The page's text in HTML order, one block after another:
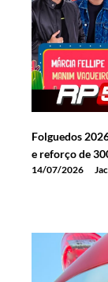
Folguedos
e reforço de
14/07/2026